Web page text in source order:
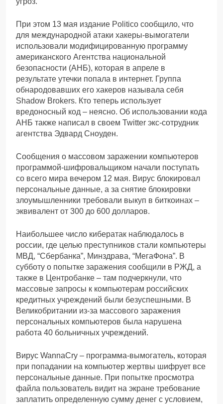
При этом 13 мая издание Politico сообщило, что
для международной атаки хакеры-вымогатели
использовали модифицированную программу
американского Агентства национальной
безопасности (АНБ), которая в апреле в
результате утечки попала в интернет. Группа
обнародовавших его хакеров называла себя
Shadow Brokers. Кто теперь использует
вредоносный код – неясно. Об использовании кода
АНБ также написал в своем Twitter экс-сотрудник
агентства Эдвард Сноуден.
Сообщения о массовом заражении компьютеров
программой-шифровальщиком начали поступать
со всего мира вечером 12 мая. Вирус блокировал
персональные данные, а за снятие блокировки
злоумышленники требовали выкуп в биткоинах –
эквивалент от 300 до 600 долларов.
Наибольшее число кибератак наблюдалось в
россии, где целью преступников стали компьютеры
МВД, “Сбербанка”, Минздрава, “МегаФона”. В
субботу о попытке заражения сообщили в РЖД, а
также в Центробанке – там подчеркнули, что
массовые запросы к компьютерам российских
кредитных учреждений были безуспешными. В
Великобритании из-за массового заражения
персональных компьютеров была нарушена
работа 40 больничных учреждений.
Вирус WannaCry – программа-вымогатель, которая
при попадании на компьютер жертвы шифрует все
персональные данные. При попытке просмотра
файла пользователь видит на экране требование
заплатить определенную сумму денег с условием,